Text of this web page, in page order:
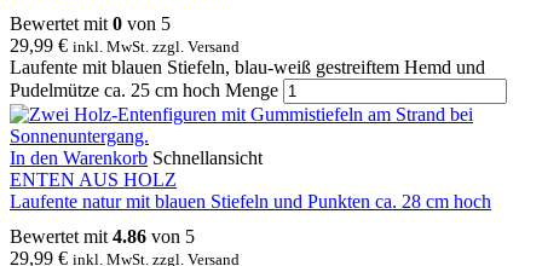
Bewertet mit 0 von 5
29,99 € inkl. MwSt. zzgl. Versand
Laufente mit blauen Stiefeln, blau-weiß gestreiftem Hemd und
Pudelmütze ca. 25 cm hoch Menge
In den Warenkorb Schnellansicht
ENTEN AUS HOLZ
Laufente natur mit blauen Stiefeln und Punkten ca. 28 cm hoch
Bewertet mit 4.86 von 5
29,99 € inkl. MwSt. zzgl. Versand